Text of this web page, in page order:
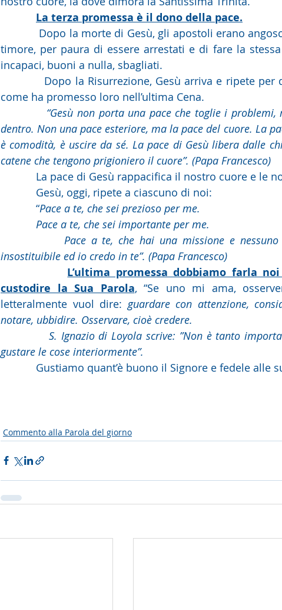
La terza promessa è il dono della pace.
timore, per paura di essere arrestati e di fare la
incapaci, buoni a nulla, sbagliati.
come ha promesso loro nell’ultima Cena.
dentro. Non una pace esteriore, ma la pace del cuore. La
è comodità, è uscire da sé. La pace di Gesù libera dalle
catene che tengono prigioniero il cuore”. (Papa Francesco)
La pace di Gesù rappacifica il nostro cuore e le
            Gesù, oggi, ripete a ciascuno di noi:
            “
Pace a te, che sei prezioso per me.
            Pace a te, che sei importante per me.
insostituibile ed io credo in te”. (Papa Francesco)
L’ultima promessa dobbiamo farla
custodire la Sua Parola, “Se uno mi ama,
letteralmente vuol dire: guardare con attenzione,
notare, ubbidire. Osservare, cioè credere.
S. Ignazio di Loyola scrive: ”Non è tanto
gustare le cose interiormente”.
Gustiamo quant’è buono il Signore e fedele
Commento alla Parola del giorno